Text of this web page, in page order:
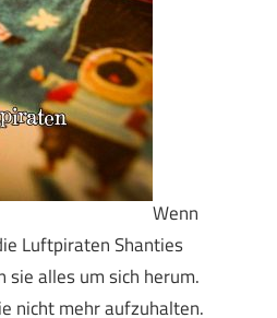
Wenn
Luftpiraten Shanties
alles um sich herum.
nicht mehr aufzuhalten.